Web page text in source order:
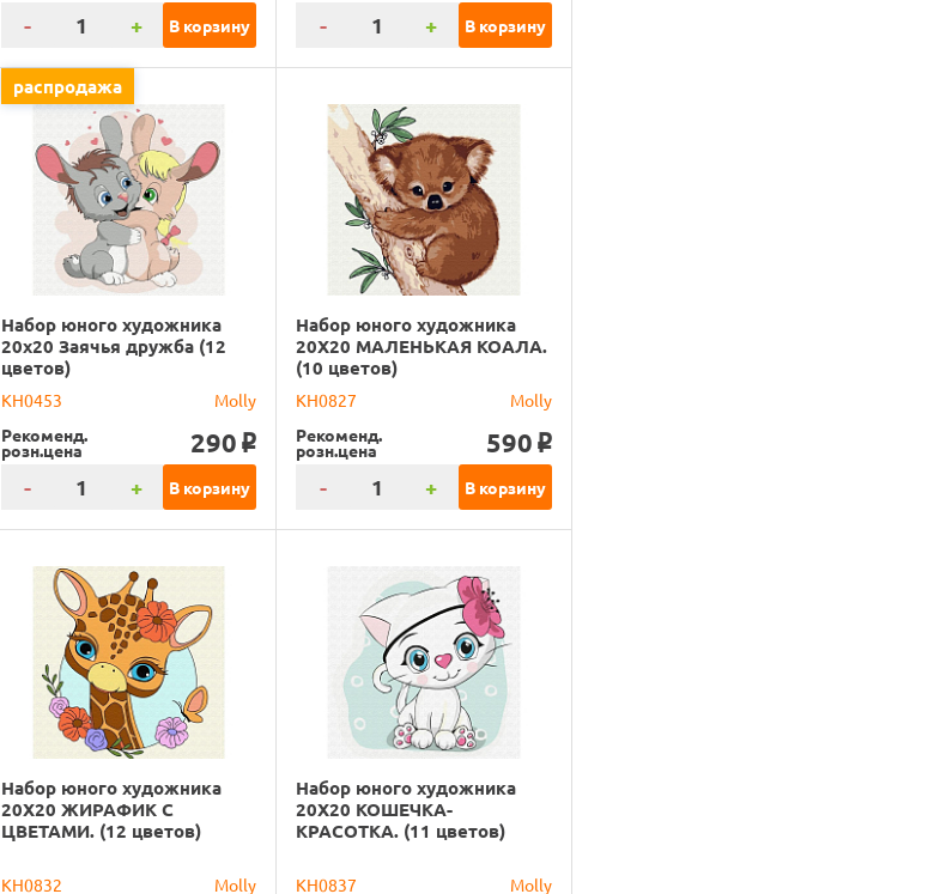
- + В корзину - + В корзину
распродажа
Набор юного художника
20х20 Заячья дружба (12
цветов)
KH0453
Molly
Рекоменд.
розн.цена 290 o
- + В корзину
Набор юного художника
20Х20 МАЛЕНЬКАЯ КОАЛА.
(10 цветов)
KH0827
Molly
Рекоменд.
розн.цена 590 o
- + В корзину
Набор юного художника
20Х20 ЖИРАФИК С
ЦВЕТАМИ. (12 цветов)
KH0832 Molly
Набор юного художника
20Х20 КОШЕЧКА-
КРАСОТКА. (11 цветов)
KH0837 Molly